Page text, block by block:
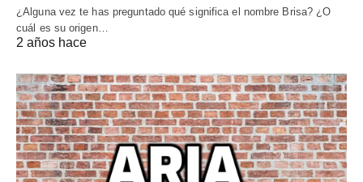
¿Alguna vez te has preguntado qué significa el nombre Brisa? ¿O
cuál es su origen…
2 años hace